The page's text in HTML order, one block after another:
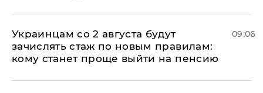
Украинцам со 2 августа будут
зачислять стаж по новым правилам:
кому станет проще выйти на пенсию
09:06